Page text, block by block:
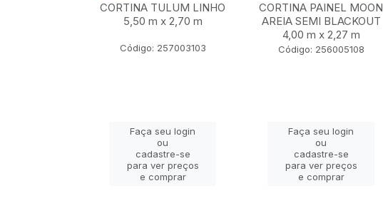
CORTINA TULUM LINHO
5,50 m x 2,70 m
Código: 257003103
Faça seu login
ou
cadastre-se
para ver preços
e comprar
CORTINA PAINEL MOON
AREIA SEMI BLACKOUT
4,00 m x 2,27 m
Código: 256005108
Faça seu login
ou
cadastre-se
para ver preços
e comprar